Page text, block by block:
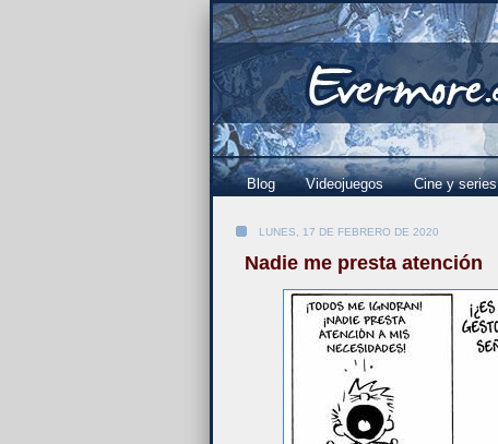
Blog Videojuegos Cine y series
LUNES, 17 DE FEBRERO DE 2020
Nadie me presta atención